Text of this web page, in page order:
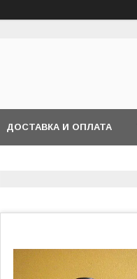
ДОСТАВКА И ОПЛАТА